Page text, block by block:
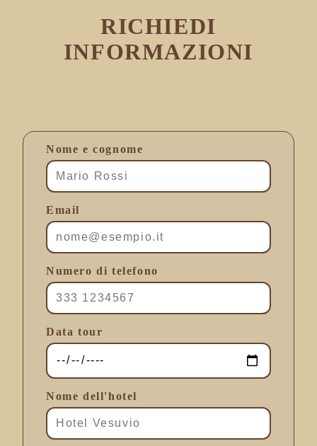
RICHIEDI
INFORMAZIONI
Nome e cognome
Email
Numero di telefono
Data tour
Nome dell'hotel